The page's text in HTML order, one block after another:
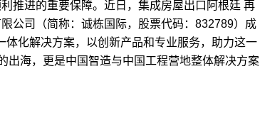
推进的重要保障。近日， 集成房屋出口阿根廷再
公司（简称：诚栋国际，股票代码：832789）成
化解决方案，以创新产品和专业服务，助力这一
出海，更是中国智造与中国工程营地整体解决方案